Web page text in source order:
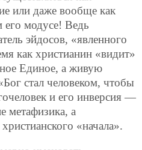
или даже вообще как
модусе! Ведь
эйдосов, «явленного
как христианин «видит»
Единое, а живую
стал человеком, чтобы
и его инверсия —
метафизика, а
«начала».